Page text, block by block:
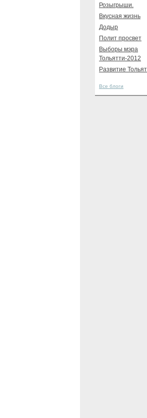
Розыгрыши.
Вкусная жизнь
Додыр
Полит просвет
Выборы мэра
Тольятти-2012
Развитие
Все блоги